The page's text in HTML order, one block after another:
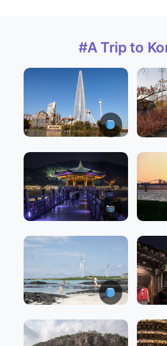
#A Trip to